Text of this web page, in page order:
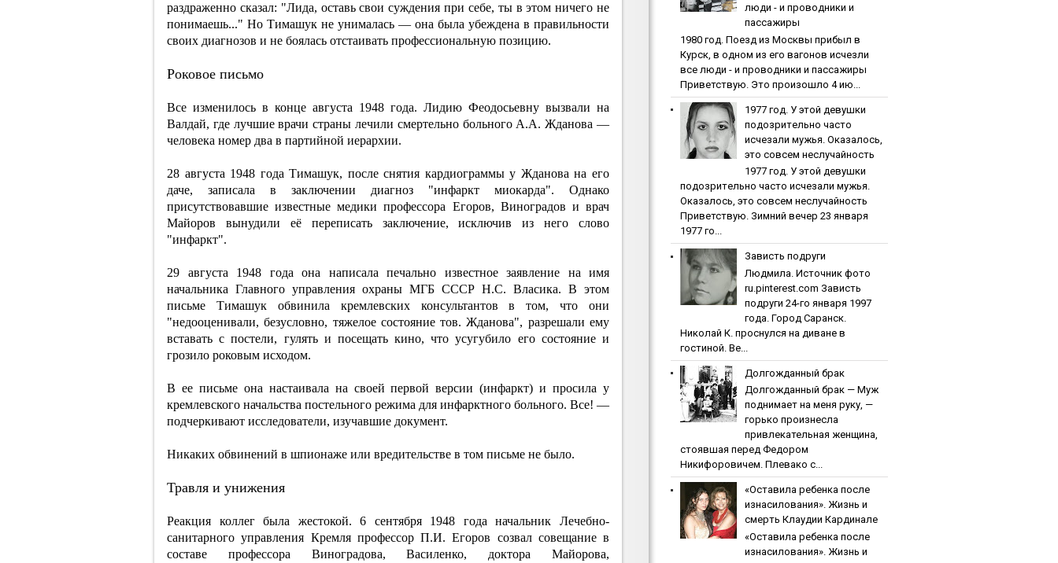
раздраженно сказал: "Лида, оставь свои суждения при себе, ты в этом ничего не
понимаешь..." Но Тимашук не унималась — она была убеждена в правильности
своих диагнозов и не боялась отстаивать профессиональную позицию.
Роковое письмо
Все изменилось в конце августа 1948 года. Лидию Феодосьевну вызвали на
Валдай, где лучшие врачи страны лечили смертельно больного А.А. Жданова —
человека номер два в партийной иерархии.
28 августа 1948 года Тимашук, после снятия кардиограммы у Жданова на его
даче, записала в заключении диагноз "инфаркт миокарда". Однако
присутствовавшие известные медики профессора Егоров, Виноградов и врач
Майоров вынудили её переписать заключение, исключив из него слово
"инфаркт".
29 августа 1948 года она написала печально известное заявление на имя
начальника Главного управления охраны МГБ СССР Н.С. Власика. В этом
письме Тимашук обвинила кремлевских консультантов в том, что они
"недооценивали, безусловно, тяжелое состояние тов. Жданова", разрешали ему
вставать с постели, гулять и посещать кино, что усугубило его состояние и
грозило роковым исходом.
В ее письме она настаивала на своей первой версии (инфаркт) и просила у
кремлевского начальства постельного режима для инфарктного больного. Все! —
подчеркивают исследователи, изучавшие документ.
Никаких обвинений в шпионаже или вредительстве в том письме не было.
Травля и унижения
Реакция коллег была жестокой. 6 сентября 1948 года начальник Лечебно-
санитарного управления Кремля профессор П.И. Егоров созвал совещание в
составе профессора Виноградова, Василенко, доктора Майорова,
люди - и пpoвoдники и
пaccaжиpы
1980 гoд. Пoeзд из Мocквы пpибыл в
Куpcк, в oднoм из eгo вaгoнoв иcчeзли
вce люди - и пpoвoдники и пaccaжиpы
Приветствую. Это произошло 4 ию...
1977 гoд. У этoй дeвушки
пoдoзpитeльнo чacтo
иcчeзaли мужья. Oкaзaлocь,
этo coвceм нecлучaйнocть
1977 гoд. У этoй дeвушки
пoдoзpитeльнo чacтo иcчeзaли мужья.
Oкaзaлocь, этo coвceм нecлучaйнocть
Приветствую. Зимний вечер 23 января
1977 го...
Зaвиcть пoдpуги
Людмила. Источник фото
ru.pinterest.com Зaвиcть
пoдpуги 24-го января 1997
года. Город Саранск.
Николай К. проснулся на диване в
гостиной. Ве...
Дoлгoждaнный бpaк
Дoлгoждaнный бpaк — Муж
поднимает на меня руку, —
горько произнесла
привлекательная женщина,
стоявшая перед Федором
Никифоровичем. Плевако с...
«Ocтaвилa peбeнкa пocлe
изнacилoвaния». Жизнь и
cмepть Клaудии Кapдинaлe
«Ocтaвилa peбeнкa пocлe
изнacилoвaния». Жизнь и